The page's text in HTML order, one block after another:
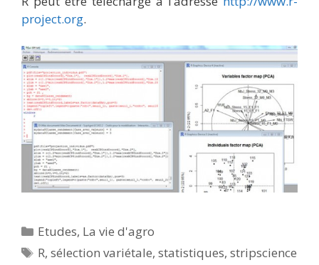
project.org.
Catégories
Etudes, La vie d'agro
Étiquettes
R,sélection variétale,statistiques,stripscience